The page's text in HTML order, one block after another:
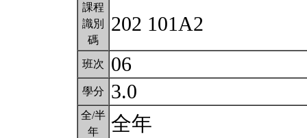
課程
識別
碼
202 101A2
班次 06
學分 3.0
全/半
年
全年